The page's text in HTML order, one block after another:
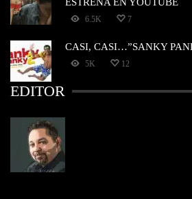
6.5K 7
CASI, CASI…”SANKY
5K 12
EDITOR